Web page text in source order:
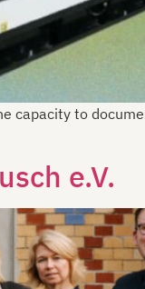
capacity to
e.V.